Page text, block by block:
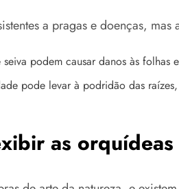
a pragas e doenças,
podem causar danos às
pode levar à podridão das
as orquídeas